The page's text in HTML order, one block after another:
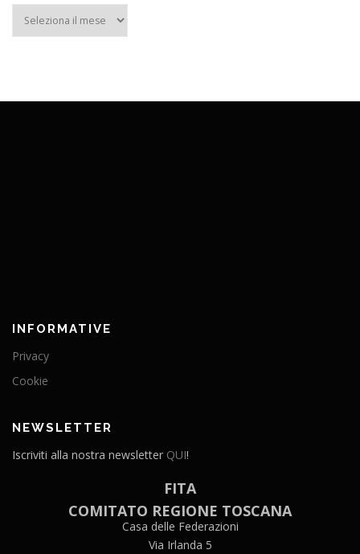
INFORMATIVE
Privacy
Cookie
NEWSLETTER
Iscriviti alla nostra newsletter QUI!
FITA
COMITATO REGIONE TOSCANA
Casa delle Federazioni
Via Irlanda 5